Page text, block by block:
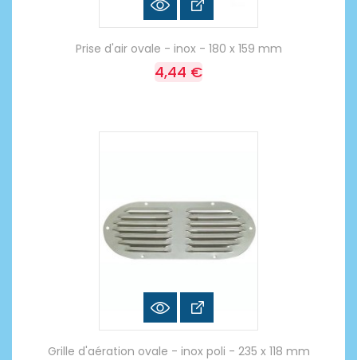
Prise d'air ovale - inox - 180 x 159 mm
4,44 €
Grille d'aération ovale - inox poli - 235 x 118 mm